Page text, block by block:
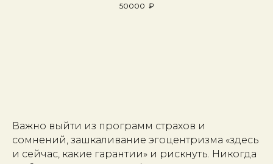
50000 ₽
Важно выйти из программ страхов и
сомнений, зашкаливание эгоцентризма «здесь
и сейчас, какие гарантии» и рискнуть. Никогда